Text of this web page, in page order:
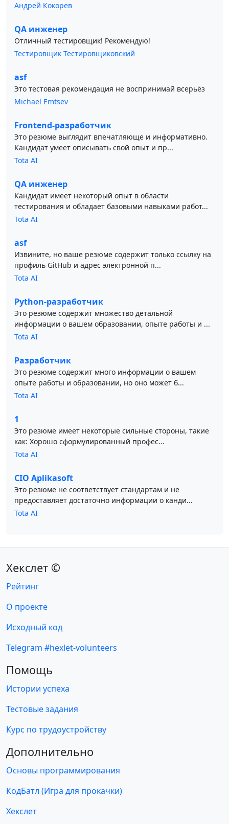
Андрей Кокорев
QA инженер
Отличный тестировщик! Рекомендую!
Тестировщик Тестировщиковский
asf
Это тестовая рекомендация не воспринимай всерьёз
Michael Emtsev
Frontend-разработчик
Это резюме выглядит впечатляюще и информативно.
Кандидат умеет описывать свой опыт и пр...
Tota AI
QA инженер
Кандидат имеет некоторый опыт в области
тестирования и обладает базовыми навыками работ...
Tota AI
asf
Извините, но ваше резюме содержит только ссылку на
профиль GitHub и адрес электронной п...
Tota AI
Python-разработчик
Это резюме содержит множество детальной
информации о вашем образовании, опыте работы и ...
Tota AI
Разработчик
Это резюме содержит много информации о вашем
опыте работы и образовании, но оно может б...
Tota AI
1
Это резюме имеет некоторые сильные стороны, такие
как: Хорошо сформулированный профес...
Tota AI
CIO Aplikasoft
Это резюме не соответствует стандартам и не
предоставляет достаточно информации о канди...
Tota AI
Хекслет ©
Рейтинг
О проекте
Исходный код
Telegram #hexlet-volunteers
Помощь
Истории успеха
Тестовые задания
Курс по трудоустройству
Дополнительно
Основы программирования
КодБатл (Игра для прокачки)
Хекслет